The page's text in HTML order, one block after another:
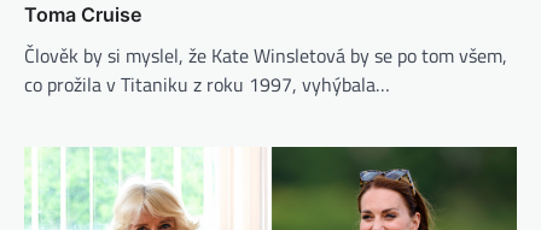
Toma Cruise
Člověk by si myslel, že Kate Winsletová by se po tom všem,
co prožila v Titaniku z roku 1997, vyhýbala…